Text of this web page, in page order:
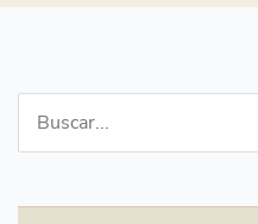
Buscar
por: